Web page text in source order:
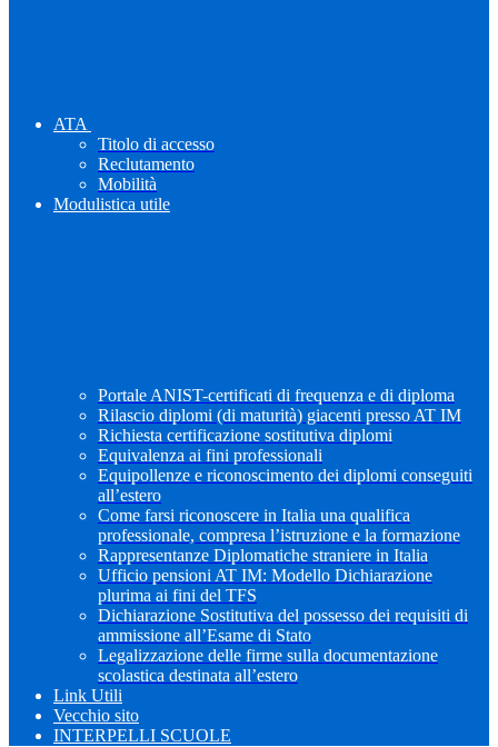
ATA
Titolo di accesso
Reclutamento
Mobilità
Modulistica utile
Portale ANIST-certificati di frequenza e di diploma
Rilascio diplomi (di maturità) giacenti presso AT IM
Richiesta certificazione sostitutiva diplomi
Equivalenza ai fini professionali
Equipollenze e riconoscimento dei diplomi conseguiti
all’estero
Come farsi riconoscere in Italia una qualifica
professionale, compresa l’istruzione e la formazione
Rappresentanze Diplomatiche straniere in Italia
Ufficio pensioni AT IM: Modello Dichiarazione
plurima ai fini del TFS
Dichiarazione Sostitutiva del possesso dei requisiti di
ammissione all’Esame di Stato
Legalizzazione delle firme sulla documentazione
scolastica destinata all’estero
Link Utili
Vecchio sito
INTERPELLI SCUOLE